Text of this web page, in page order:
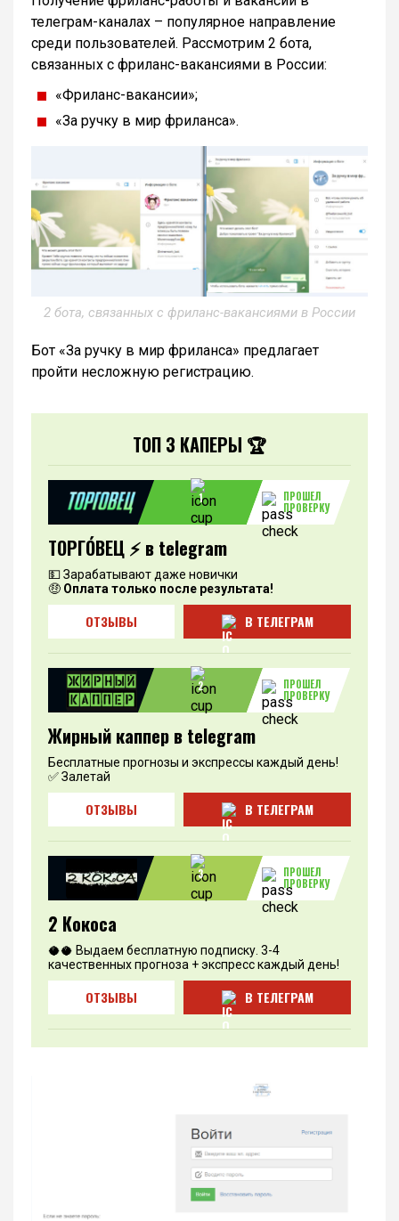
телеграм-каналах – популярное направление
среди пользователей. Рассмотрим 2 бота,
связанных с фриланс-вакансиями в России:
«Фриланс-вакансии»;
«За ручку в мир фриланса».
2 бота, связанных с фриланс-вакансиями в России
Бот «За ручку в мир фриланса» предлагает
пройти несложную регистрацию.
ТОП 3 КАПЕРЫ 🏆
1
ПРОШЕЛ
ПРОВЕРКУ
ТОРГО́ВЕЦ ⚡️ в telegram
💵 Зарабатывают даже новички
🤑 Оплата только после результата!
ОТЗЫВЫ В ТЕЛЕГРАМ
2
ПРОШЕЛ
ПРОВЕРКУ
Жирный каппер в telegram
Бесплатные прогнозы и экспрессы каждый день!
✅ Залетай
ОТЗЫВЫ В ТЕЛЕГРАМ
3
ПРОШЕЛ
ПРОВЕРКУ
2 Кокоса
🥥🥥 Выдаем бесплатную подписку. 3-4
качественных прогноза + экспресс каждый день!
ОТЗЫВЫ В ТЕЛЕГРАМ